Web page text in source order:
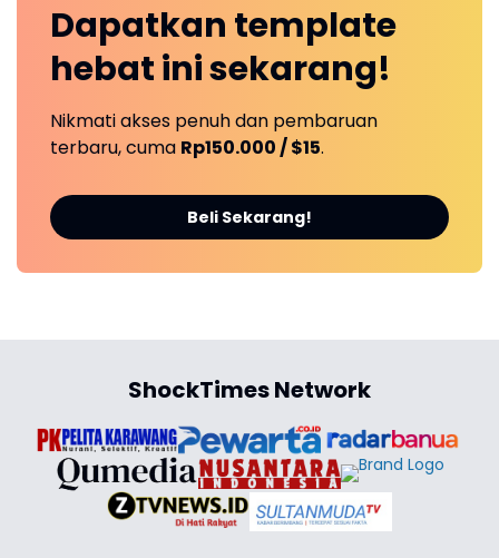
Dapatkan template
hebat inisekarang!
Nikmati akses penuh dan pembaruan
terbaru, cuma Rp150.000 / $15.
Beli Sekarang!
ShockTimes Network